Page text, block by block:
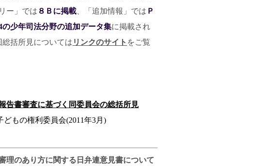
ー」では ８Ｂに掲載 、「追加情報」では Ｐ
の少年司法分野の追加データ集に掲載され
括所見については リンクのサイト をご覧
告書審査に基づく同委員会の総括所見
どもの権利委員会(2011年3月)
理のあり方に関する日弁連意見書について